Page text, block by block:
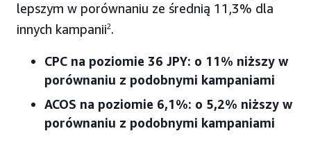
lepszym w porównaniu ze średnią 11,3% dla
innych kampanii2.
CPC na poziomie 36 JPY: o 11% niższy w
porównaniu z podobnymi kampaniami
ACOS na poziomie 6,1%: o 5,2% niższy w
porównaniu z podobnymi kampaniami